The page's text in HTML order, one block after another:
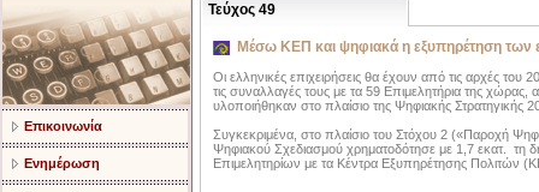
Επικοινωνία
Ενημέρωση
Τεύχος 49
Μέσω ΚΕΠ και ψηφιακά η εξυπηρέτηση των
Οι ελληνικές επιχειρήσεις θα έχουν από τις αρχές
τις συναλλαγές τους με τα 59 Επιμελητήρια της χώρας,
υλοποιήθηκαν στο πλαίσιο της Ψηφιακής Στρατηγικής
Συγκεκριμένα, στο πλαίσιο του Στόχου 2 («Παροχή
Ψηφιακού Σχεδιασμού χρηματοδότησε με 1,7 εκατ. ­ τη
Επιμελητηρίων με τα Κέντρα Εξυπηρέτησης Πολιτών